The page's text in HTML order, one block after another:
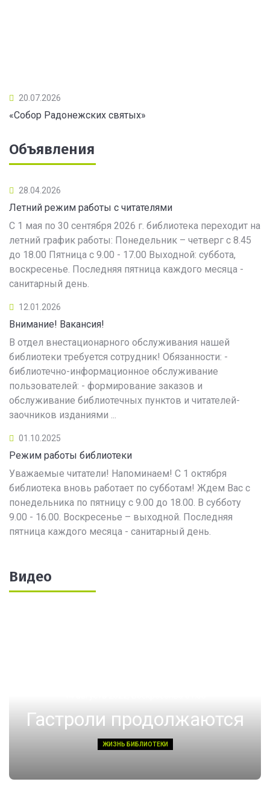
20.07.2026
«Собор Радонежских святых»
Объявления
28.04.2026
Летний режим работы с читателями
С 1 мая по 30 сентября 2026 г. библиотека переходит на
летний график работы: Понедельник – четверг с 8.45
до 18.00 Пятница с 9.00 - 17.00 Выходной: суббота,
воскресенье. Последняя пятница каждого месяца -
санитарный день.
12.01.2026
Внимание! Вакансия!
В отдел внестационарного обслуживания нашей
библиотеки требуется сотрудник! Обязанности: -
библиотечно-информационное обслуживание
пользователей: - формирование заказов и
обслуживание библиотечных пунктов и читателей-
заочников изданиями ...
01.10.2025
Режим работы библиотеки
Уважаемые читатели! Напоминаем! С 1 октября
библиотека вновь работает по субботам! Ждем Вас с
понедельника по пятницу с 9.00 до 18.00. В субботу
9.00 - 16.00. Воскресенье – выходной. Последняя
пятница каждого месяца - санитарный день.
Видео
Гастроли продолжаются
ЖИЗНЬ БИБЛИОТЕКИ